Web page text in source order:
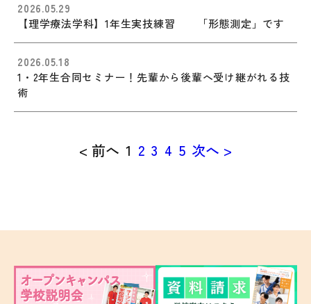
2026.05.29
【理学療法学科】1年生実技練習 「形態測定」です
2026.05.18
1・2年生合同セミナー！先輩から後輩へ受け継がれる技
術
< 前へ 1 2 3 4 5 次へ >